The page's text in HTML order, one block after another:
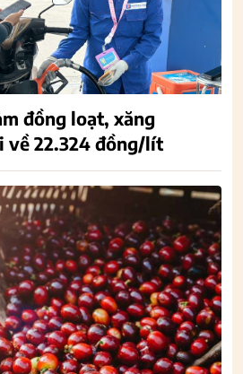
đồng loạt, xăng
về 22.324 đồng/lít